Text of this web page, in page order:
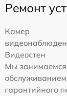
Ремонт
Камер
Видеостен
Мы занимаемся
гарантийного